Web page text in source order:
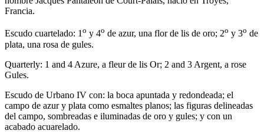
Francia.
Escudo cuartelado: 1o y 4o de azur, una flor de lis de oro; 2o y 3o de
plata, una rosa de gules.
Quarterly: 1 and 4 Azure, a fleur de lis Or; 2 and 3 Argent, a rose
Gules.
Escudo de Urbano IV con: la boca apuntada y redondeada; el
campo de azur y plata como esmaltes planos; las figuras delineadas
del campo, sombreadas e iluminadas de oro y gules; y con un
acabado acuarelado.